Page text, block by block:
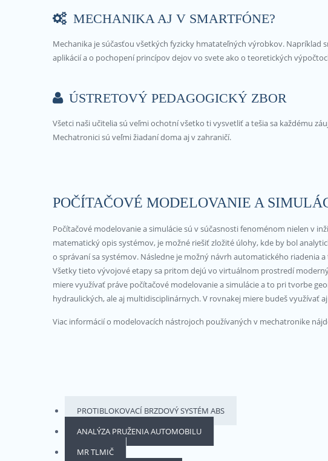
MECHANIKA AJ V SMARTFÓNE?
Mechanika je súčasťou všetkých fyzicky hmatateľných výrobkov.
aplikácií a o pochopení princípov dejov vo svete ako o teoretických
ÚSTRETOVÝ PEDAGOGICKÝ ZBOR
Všetci naši učitelia sú veľmi ochotní všetko ti vysvetliť a tešia sa každému
Mechatronici sú veľmi žiadaní doma aj v zahraničí.
POČÍTAČOVÉ MODELOVANIE A
Počítačové modelovanie a simulácie sú v súčasnosti fenoménom nielen v
matematický opis systémov, je možné riešiť zložité úlohy, kde by bol
o správaní sa systémov. Následne je možný návrh automatického
Všetky tieto vývojové etapy sa pritom dejú vo virtuálnom prostredí
miere využívať práve počítačové modelovanie a simulácie a to pri tvorbe
hydraulických, ale aj multidisciplinárnych. V rovnakej miere budeš
Viac informácií o modelovacích nástrojoch používaných v mechatronike
PROTIBLOKOVACÍ BRZDOVÝ SYSTÉM ABS
ANALÝZA PRUŽENIA AUTOMOBILU
MR TLMIČ